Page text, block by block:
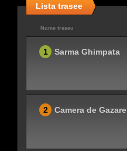
Lista trasee
Nume traseu
1 Sarma Ghimpata
2 Camera de Gazare